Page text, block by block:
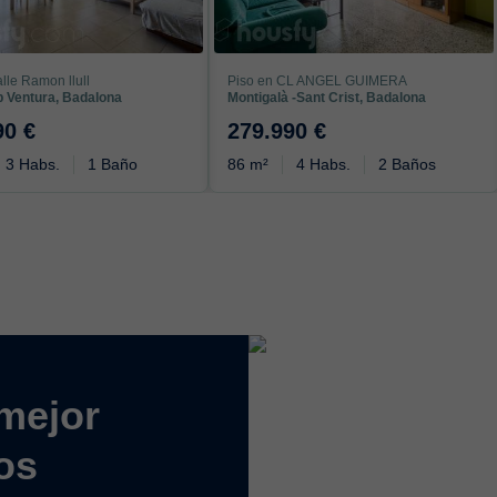
Ramon llull
Ventura, Badalona
€
3 Habs. 1 Baño
Piso en CL ANGEL GUIMERA
Montigalà -Sant Crist, Badalona
279.990 €
86 m² 4 Habs. 2 Baños